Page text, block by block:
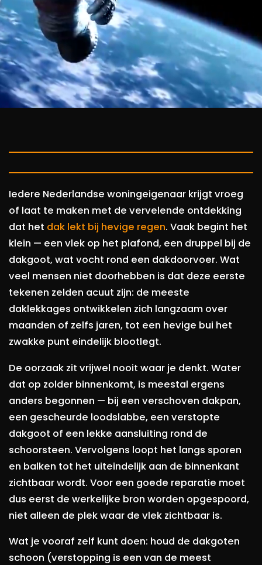
Iedere Nederlandse woningeigenaar krijgt vroeg
of laat te maken met de vervelende ontdekking
dat het dak lekt bij hevige regen. Vaak begint het
klein — een vlek op het plafond, een druppel bij de
dakgoot, wat vocht rond een dakdoorvoer. Wat
veel mensen niet doorhebben is dat deze eerste
tekenen zelden acuut zijn: de meeste
daklekkages ontwikkelen zich langzaam over
maanden of zelfs jaren, tot een hevige bui het
zwakke punt eindelijk blootlegt.
De oorzaak zit vrijwel nooit waar je denkt. Water
dat op zolder binnenkomt, is meestal ergens
anders begonnen — bij een verschoven dakpan,
een gescheurde loodslabbe, een verstopte
dakgoot of een lekke aansluiting rond de
schoorsteen. Vervolgens loopt het langs sporen
en balken tot het uiteindelijk aan de binnenkant
zichtbaar wordt. Voor een goede reparatie moet
dus eerst de werkelijke bron worden opgespoord,
niet alleen de plek waar de vlek zichtbaar is.
Wat je vooraf zelf kunt doen: houd de dakgoten
schoon (verstopping is een van de meest